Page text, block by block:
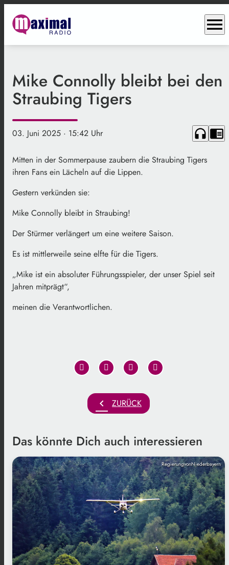
menu
Mike Connolly bleibt bei den
Straubing Tigers
03. Juni 2025 · 15:42 Uhr headphones chrome_reader_mode
Mitten in der Sommerpause zaubern die Straubing Tigers
ihren Fans ein Lächeln auf die Lippen.
Gestern verkünden sie:
Mike Connolly bleibt in Straubing!
Der Stürmer verlängert um eine weitere Saison.
Es ist mittlerweile seine elfte für die Tigers.
„Mike ist ein absoluter Führungsspieler, der unser Spiel seit
Jahren mitprägt“,
meinen die Verantwortlichen.
chevron_left ZURÜCK
Das könnte Dich auch interessieren
RegierungvonNiederbayern